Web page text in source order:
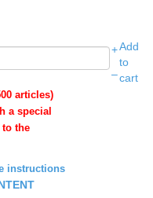
+Add
to
cart
–
articles)
a special
the
instructions